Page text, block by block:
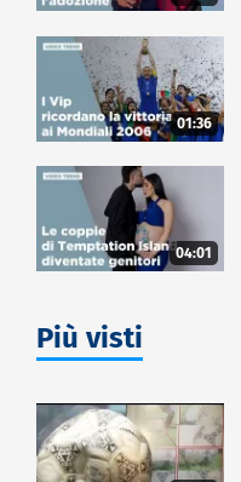
01:36
04:01
Più visti